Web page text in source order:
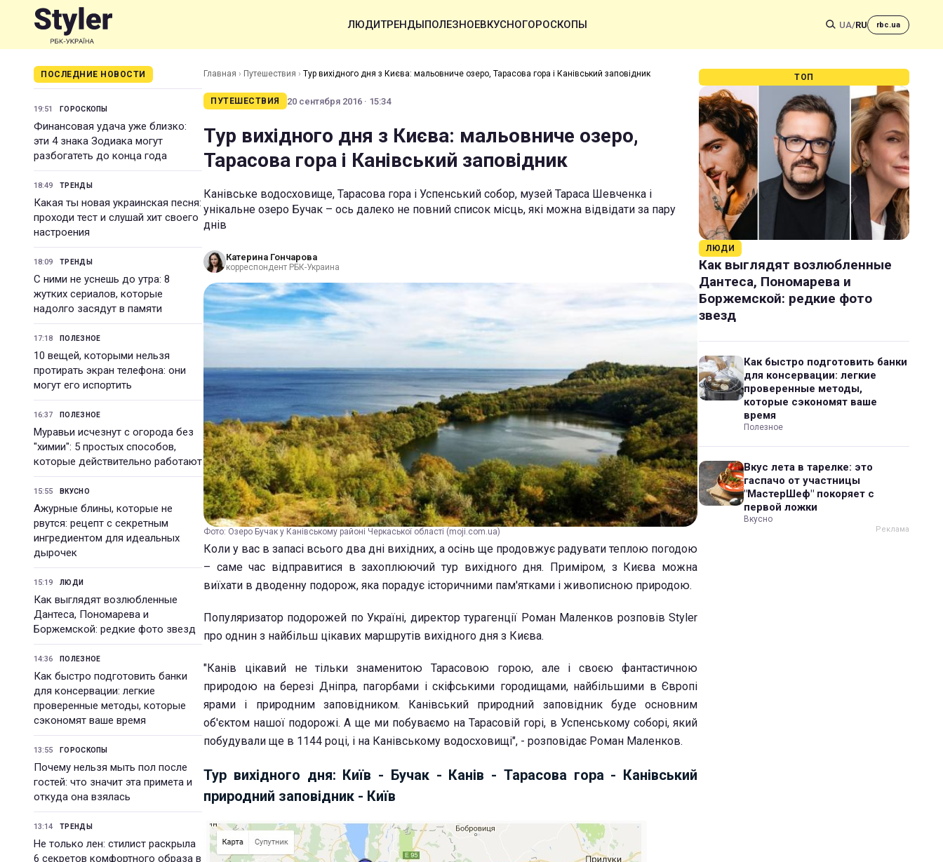
ЛЮДИТРЕНДЫПОЛЕЗНОЕВКУСНОГОРОСКОПЫ UA/RU rbc.ua
ПОСЛЕДНИЕ НОВОСТИ
19:51 ГОРОСКОПЫ
Финансовая удача уже близко:
эти 4 знака Зодиака могут
разбогатеть до конца года
18:49 ТРЕНДЫ
Какая ты новая украинская песня:
проходи тест и слушай хит своего
настроения
18:09 ТРЕНДЫ
С ними не уснешь до утра: 8
жутких сериалов, которые
надолго засядут в памяти
17:18 ПОЛЕЗНОЕ
10 вещей, которыми нельзя
протирать экран телефона: они
могут его испортить
16:37 ПОЛЕЗНОЕ
Муравьи исчезнут с огорода без
"химии": 5 простых способов,
которые действительно работают
15:55 ВКУСНО
Ажурные блины, которые не
рвутся: рецепт с секретным
ингредиентом для идеальных
дырочек
15:19 ЛЮДИ
Как выглядят возлюбленные
Дантеса, Пономарева и
Боржемской: редкие фото звезд
14:36 ПОЛЕЗНОЕ
Как быстро подготовить банки
для консервации: легкие
проверенные методы, которые
сэкономят ваше время
13:55 ГОРОСКОПЫ
Почему нельзя мыть пол после
гостей: что значит эта примета и
откуда она взялась
13:14 ТРЕНДЫ
Не только лен: стилист раскрыла
6 секретов комфортного образа в
Главная › Путешествия › Тур вихідного дня з Києва: мальовниче озеро, Тарасова гора і Канівський заповідник
ПУТЕШЕСТВИЯ 20 сентября 2016 · 15:34
Тур вихідного дня з Києва: мальовниче озеро,
Тарасова гора і Канівський заповідник
Канівське водосховище, Тарасова гора і Успенський собор, музей Тараса Шевченка і
унікальне озеро Бучак – ось далеко не повний список місць, які можна відвідати за пару
днів
Катерина Гончарова
корреспондент РБК-Украина
Фото: Озеро Бучак у Канівському районі Черкаської області (moji.com.ua)
Коли у вас в запасі всього два дні вихідних, а осінь ще продовжує радувати теплою погодою
– саме час відправитися в захоплюючий тур вихідного дня. Приміром, з Києва можна
виїхати в дводенну подорож, яка порадує історичними пам'ятками і живописною природою.
Популяризатор подорожей по Україні, директор турагенції Роман Маленков розповів Styler
про однин з найбільш цікавих маршрутів вихідного дня з Києва.
"Канів цікавий не тільки знаменитою Тарасовою горою, але і своєю фантастичною
природою на березі Дніпра, пагорбами і скіфськими городищами, найбільшими в Європі
ярами і природним заповідником. Канівський природний заповідник буде основним
об'єктом нашої подорожі. А ще ми побуваємо на Тарасовій горі, в Успенському соборі, який
побудували ще в 1144 році, і на Канівському водосховищі", - розповідає Роман Маленков.
Тур вихідного дня: Київ - Бучак - Канів - Тарасова гора - Канівський
природний заповідник - Київ
ТОП
ЛЮДИ
Как выглядят возлюбленные
Дантеса, Пономарева и
Боржемской: редкие фото
звезд
Как быстро подготовить банки
для консервации: легкие
проверенные методы,
которые сэкономят ваше
время
Полезное
Вкус лета в тарелке: это
гаспачо от участницы
"МастерШеф" покоряет с
первой ложки
Вкусно